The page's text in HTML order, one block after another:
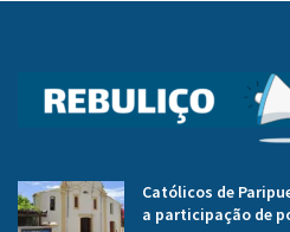
Católicos de
a participação de